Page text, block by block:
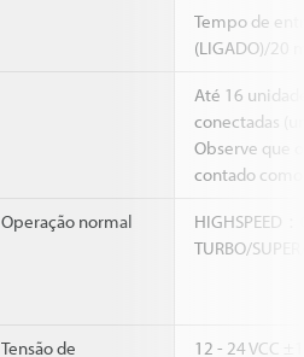
Tempo de
(LIGADO)/20
Até 16
conectadas
Observe que
contado
Operação normal
HIGHSPEED
TURBO/
Tensão de
12 - 24 VCC